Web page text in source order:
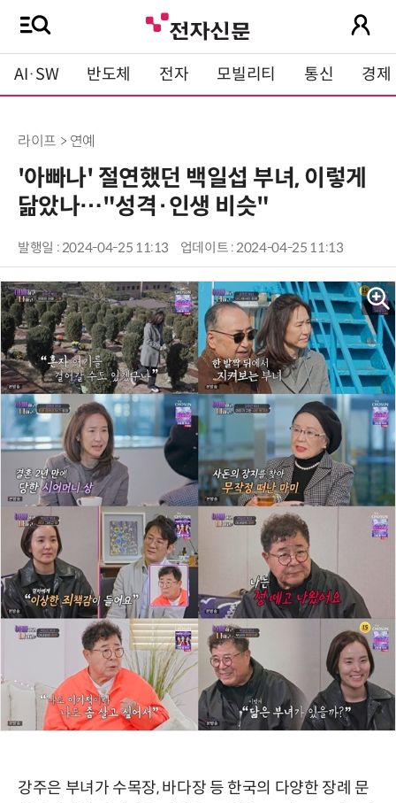
AI·SW 반도체 전자 모빌리티 통신 경제
라이프 > 연예
'아빠나' 절연했던 백일섭 부녀, 이렇게
닮았나…"성격·인생 비슷"
발행일 : 2024-04-25 11:13 업데이트 : 2024-04-25 11:13
강주은 부녀가 수목장, 바다장 등 한국의 다양한 장례 문